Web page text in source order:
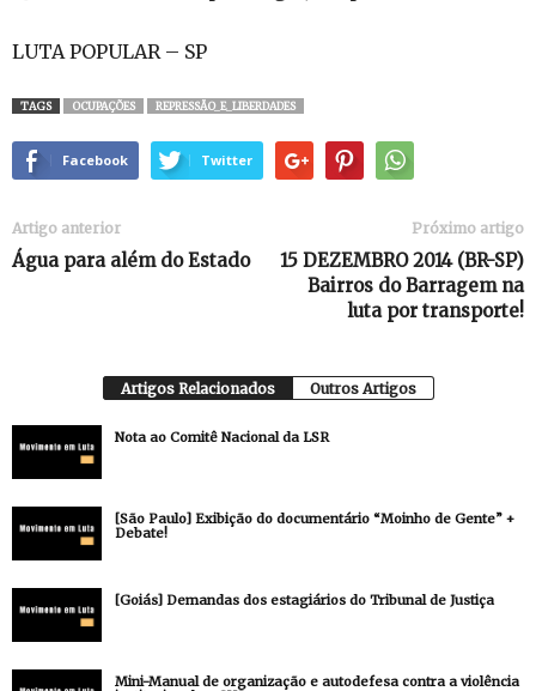
LUTA POPULAR – SP
TAGS OCUPAÇÕES REPRESSÃO_E_LIBERDADES
Facebook Twitter
Artigo anterior
Água para além do Estado
Próximo artigo
15 DEZEMBRO 2014 (BR-SP)
Bairros do Barragem na
luta por transporte!
Artigos Relacionados Outros Artigos
Nota ao Comitê Nacional da LSR
[São Paulo] Exibição do documentário “Moinho de Gente” +
Debate!
[Goiás] Demandas dos estagiários do Tribunal de Justiça
Mini-Manual de organização e autodefesa contra a violência